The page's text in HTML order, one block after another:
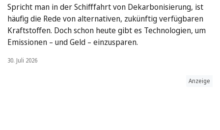
Spricht man in der Schifffahrt von Dekarbonisierung, ist
häufig die Rede von alternativen, zukünftig verfügbaren
Kraftstoffen. Doch schon heute gibt es Technologien, um
Emissionen – und Geld – einzusparen.
30. Juli 2026
Anzeige